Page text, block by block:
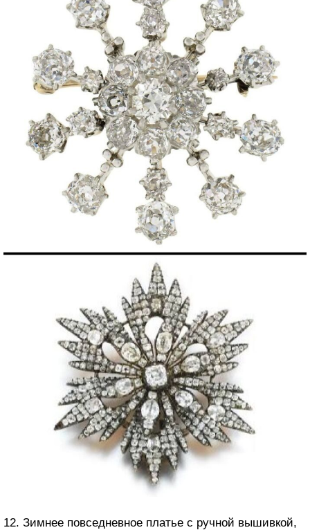
12. Зимнее повседневное платье с ручной вышивкой,